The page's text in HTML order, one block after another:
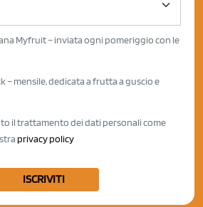
Myfruit – inviata ogni pomeriggio con le
– mensile, dedicata a frutta a guscio e
il trattamento dei dati personali come
privacy policy
ISCRIVITI